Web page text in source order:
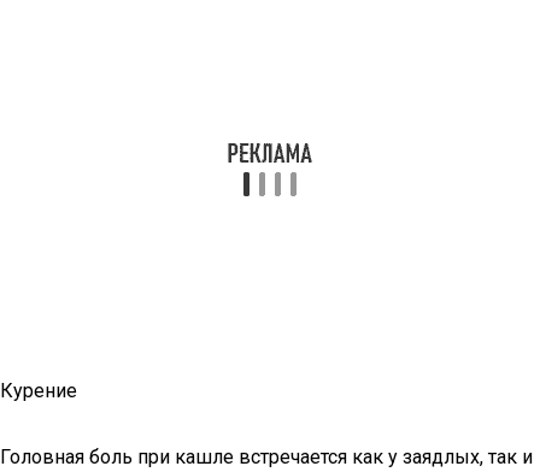
Курение
Головная боль при кашле встречается как у заядлых, так и